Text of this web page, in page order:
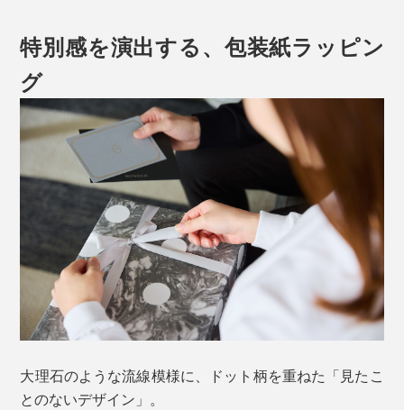
特別感を演出する、包装紙ラッピン
グ
大理石のような流線模様に、ドット柄を重ねた「見たこ
とのないデザイン」。